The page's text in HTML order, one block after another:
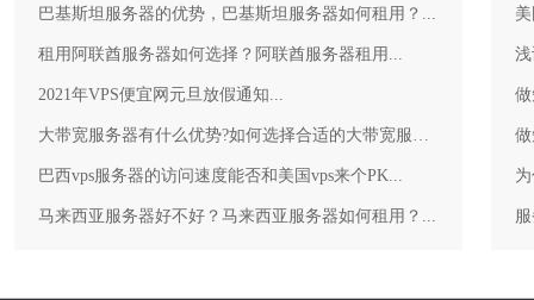
巴基斯坦服务器的优势，巴基斯坦服务器如何租用？...
租用阿联酋服务器如何选择？阿联酋服务器租用...
2021年VPS便宜网元旦放假通知...
大带宽服务器有什么优势?如何选择合适的大带宽服务器？...
巴西vps服务器的访问速度能否和美国vps来个PK...
马来西亚服务器好不好？马来西亚服务器如何租用？...